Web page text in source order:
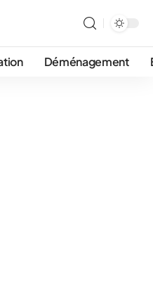
Déménagement